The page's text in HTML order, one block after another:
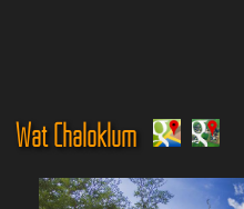
Wat Chaloklum